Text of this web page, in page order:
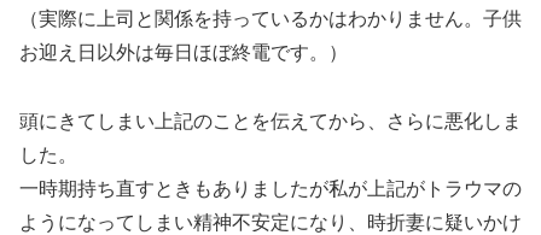
（実際に上司と関係を持っているかはわかりません。子供
お迎え日以外は毎日ほぼ終電です。）
頭にきてしまい上記のことを伝えてから、さらに悪化しま
した。
一時期持ち直すときもありましたが私が上記がトラウマの
ようになってしまい精神不安定になり、時折妻に疑いかけ